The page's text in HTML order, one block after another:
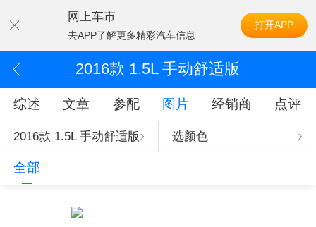
网上车市
去APP了解更多精彩汽车信息
打开APP
2016款 1.5L 手动舒适版
综述 文章 参配 图片 经销商 点评
2016款 1.5L 手动舒适版 选颜色
全部